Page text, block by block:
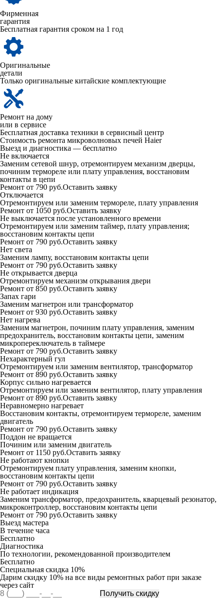
Фирменная
гарантия
Бесплатная гарантия сроком на 1 год
Оригинальные
детали
Только оригинальные китайские комплектующие
Ремонт на дому
или в сервисе
Бесплатная доставка техники в сервисный центр
Стоимость ремонта микроволновых печей Haier
Выезд и диагностика — бесплатно
Не включается
Заменим сетевой шнур, отремонтируем механизм дверцы,
починим термореле или плату управления, восстановим
контакты в цепи
Ремонт от 790 руб.Оставить заявку
Отключается
Отремонтируем или заменим термореле, плату управления
Ремонт от 1050 руб.Оставить заявку
Не выключается после установленного времени
Отремонтируем или заменим таймер, плату управления;
восстановим контакты цепи
Ремонт от 790 руб.Оставить заявку
Нет света
Заменим лампу, восстановим контакты цепи
Ремонт от 790 руб.Оставить заявку
Не открывается дверца
Отремонтируем механизм открывания двери
Ремонт от 850 руб.Оставить заявку
Запах гари
Заменим магнетрон или трансформатор
Ремонт от 930 руб.Оставить заявку
Нет нагрева
Заменим магнетрон, починим плату управления, заменим
предохранитель, восстановим контакты цепи, заменим
микропереключатель в таймере
Ремонт от 790 руб.Оставить заявку
Нехарактерный гул
Отремонтируем или заменим вентилятор, трансформатор
Ремонт от 890 руб.Оставить заявку
Корпус сильно нагревается
Отремонтируем или заменим вентилятор, плату управления
Ремонт от 890 руб.Оставить заявку
Неравномерно нагревает
Восстановим контакты, отремонтируем термореле, заменим
двигатель
Ремонт от 790 руб.Оставить заявку
Поддон не вращается
Починим или заменим двигатель
Ремонт от 1150 руб.Оставить заявку
Не работают кнопки
Отремонтируем плату управления, заменим кнопки,
восстановим контакты цепи
Ремонт от 790 руб.Оставить заявку
Не работает индикация
Заменим трансформатор, предохранитель, кварцевый резонатор,
микроконтроллер, восстановим контакты цепи
Ремонт от 790 руб.Оставить заявку
Выезд мастера
В течение часа
Бесплатно
Диагностика
По технологии, рекомендованной производителем
Бесплатно
Специальная скидка 10%
Дарим скидку 10% на все виды ремонтных работ при заказе
через сайт
Получить скидку